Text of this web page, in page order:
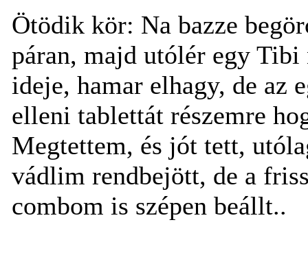
Ötödik kör: Na bazze
páran, majd utólér egy
ideje, hamar elhagy, de az
elleni tablettát részemre
Megtettem, és jót tett,
vádlim rendbejött, de a
combom is szépen beállt..